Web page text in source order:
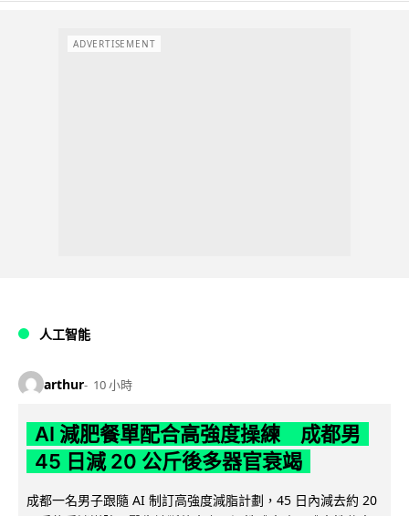
ADVERTISEMENT
人工智能
arthur 10 小時
AI 減肥餐單配合高強度操練 成都男
45 日減 20 公斤後多器官衰竭
成都一名男子跟隨 AI 制訂高強度減脂計劃，45 日內減去約 20